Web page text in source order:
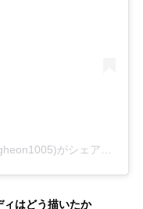
はどう描いたか